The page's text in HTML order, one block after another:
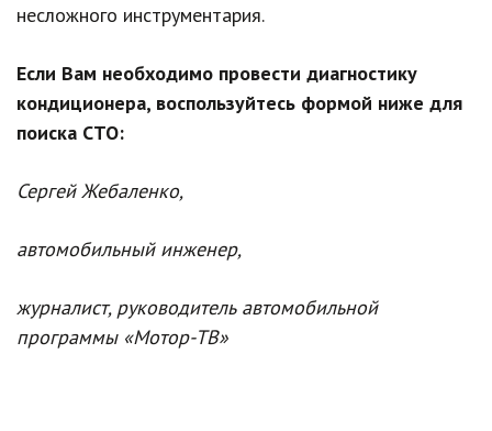
несложного инструментария.
Если Вам необходимо провести диагностику
кондиционера, воспользуйтесь формой ниже для
поиска СТО:
Сергей Жебаленко,
автомобильный инженер,
жypнaлиcт, руководитель автомобильной
программы «Мотор-ТВ»